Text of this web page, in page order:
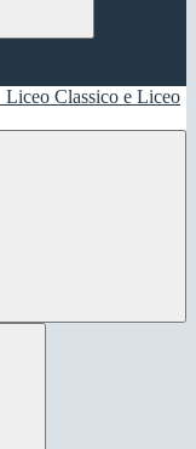
Liceo Classico e Liceo